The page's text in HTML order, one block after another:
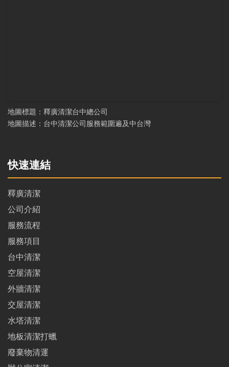
地圖標題：釋廣清潔台中總公司
地圖描述：台中清潔公司服務範圍遍及中台灣
快速連結
釋廣清潔
公司介紹
服務流程
服務項目
台中清潔
空屋清潔
外牆清潔
交屋清潔
水塔清潔
地板清潔打蠟
廢棄物清運